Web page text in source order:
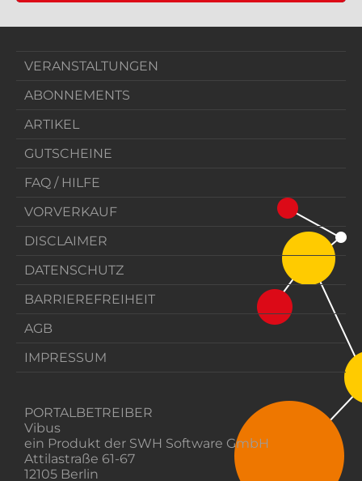
VERANSTALTUNGEN
ABONNEMENTS
ARTIKEL
GUTSCHEINE
FAQ / HILFE
VORVERKAUF
DISCLAIMER
DATENSCHUTZ
BARRIEREFREIHEIT
AGB
IMPRESSUM
PORTALBETREIBER
Vibus
ein Produkt der SWH Software GmbH
Attilastraße 61-67
12105 Berlin